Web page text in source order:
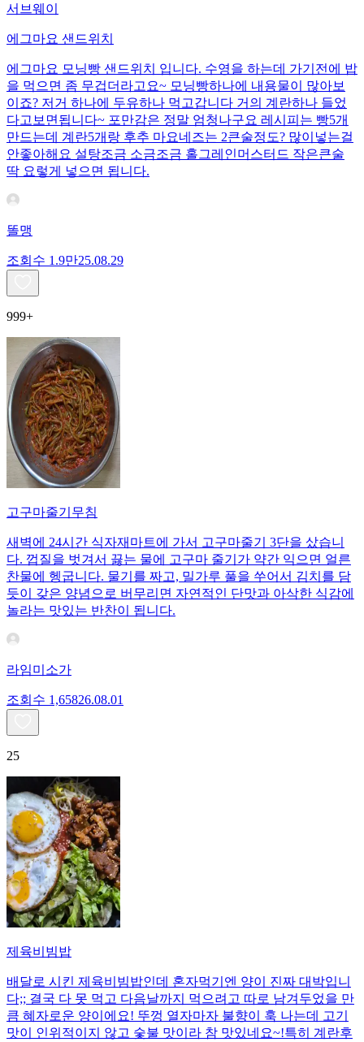
서브웨이
에그마요 샌드위치
에그마요 모닝빵 샌드위치 입니다. 수영을 하는데 가기전에 밥
을 먹으면 좀 무겁더라고요~ 모닝빵하나에 내용물이 많아보
이죠? 저거 하나에 두유하나 먹고갑니다 거의 계란하나 들었
다고보면됩니다~ 포만감은 정말 엄청나구요 레시피는 빵5개
만드는데 계란5개랑 후추 마요네즈는 2큰술정도? 많이넣는걸
안좋아해요 설탕조금 소금조금 홀그레인머스터드 작은큰술
딱 요렇게 넣으면 됩니다.
똘맹
조회수 1.9만25.08.29
999+
고구마줄기무침
새벽에 24시간 식자재마트에 가서 고구마줄기 3단을 샀습니
다. 껍질을 벗겨서 끓는 물에 고구마 줄기가 약간 익으면 얼른
찬물에 헹굽니다. 물기를 짜고, 밀가루 풀을 쑤어서 김치를 담
듯이 갖은 양념으로 버무리면 자연적인 단맛과 아삭한 식감에
놀라는 맛있는 반찬이 됩니다.
라임미소가
조회수 1,65826.08.01
25
제육비빔밥
배달로 시킨 제육비빔밥인데 혼자먹기엔 양이 진짜 대박입니
다;; 결국 다 못 먹고 다음날까지 먹으려고 따로 남겨두었을 만
큼 혜자로운 양이에요! 뚜껑 열자마자 불향이 훅 나는데 고기
맛이 인위적이지 않고 숯불 맛이라 참 맛있네요~!특히 계란후